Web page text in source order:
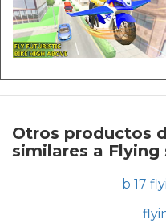
Otros productos
similares a
b 17